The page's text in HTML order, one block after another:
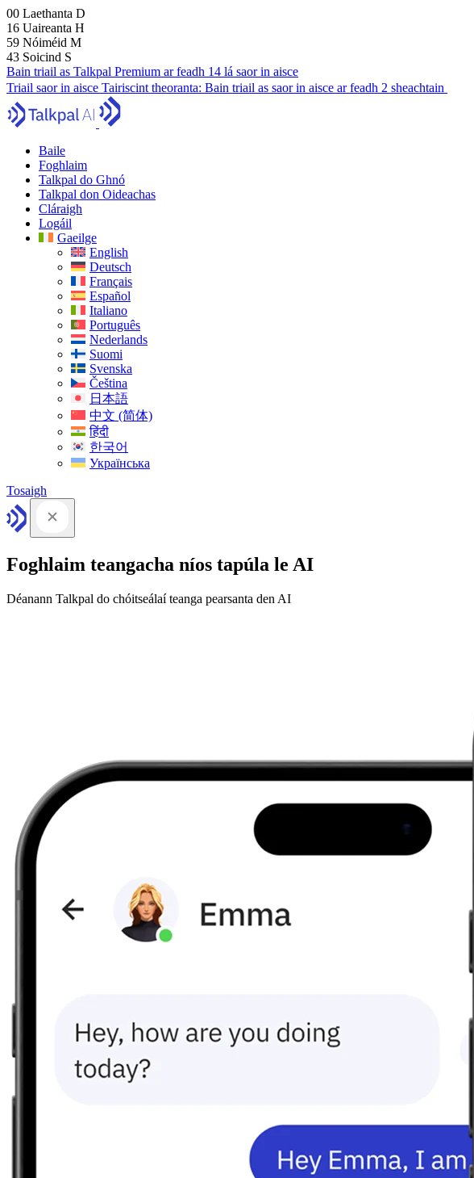
00 Laethanta D
16 Uaireanta H
59 Nóiméid M
42 Soicind S
Bain triail as Talkpal Premium ar feadh 14 lá saor in aisce
Triail saor in aisce Tairiscint theoranta: Bain triail as saor in aisce ar feadh 2 sheachtain
Baile
Foghlaim
Talkpal do Ghnó
Talkpal don Oideachas
Cláraigh
Logáil
Gaeilge
English
Deutsch
Français
Español
Italiano
Português
Nederlands
Suomi
Svenska
Čeština
日本語
中文 (简体)
हिंदी
한국어
Українська
Tosaigh
Foghlaim teangacha níos tapúla le AI
Déanann Talkpal do chóitseálaí teanga pearsanta den AI